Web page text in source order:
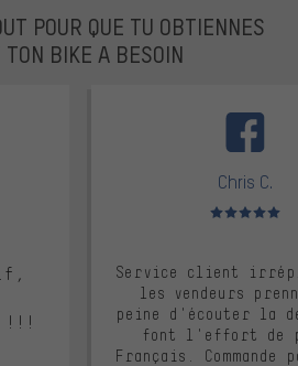
POUR QUE TU OBTIENNES
TON BIKE A BESOIN
sur 5
!!!
Chris C.
Note moyenne :
Service client
les vendeurs
peine d'écouter la
font l'effort de
Français. Commande